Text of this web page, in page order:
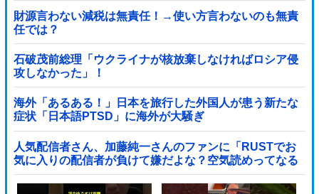
財源言わない減税は無責任！→使い方言わないのも無責
任では？
石破茂前総理「ウクライナが核放棄しなければロシア侵
攻しなかった」！
海外「あるある！」日本を旅行した外国人が患う新たな
症状「日本語PTSD」に海外が大騒ぎ
人気配信者さん、加藤純一さんのファンに「RUSTでお
気に入りの配信者が負けて嫌だよな？空気読めってなる
よな？その結果がVCR。お前らVCR向いてるよ」→大炎
上他